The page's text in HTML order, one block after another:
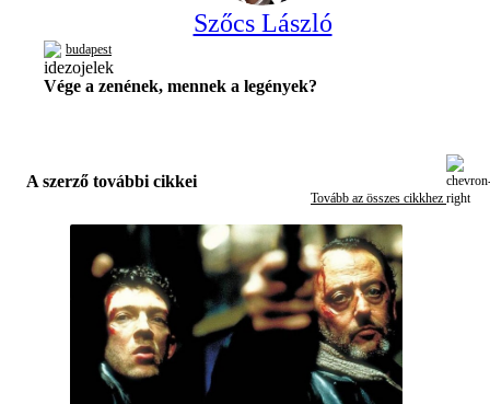
Szőcs László
budapest
Vége a zenének, mennek a legények?
A szerző további cikkei
Tovább az összes cikkhez